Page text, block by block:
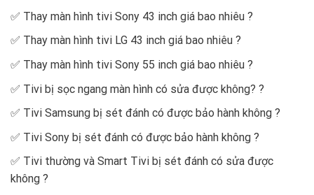
✅ Thay màn hình tivi Sony 43 inch giá bao nhiêu ?
✅ Thay màn hình tivi LG 43 inch giá bao nhiêu ?
✅ Thay màn hình tivi Sony 55 inch giá bao nhiêu ?
✅ Tivi bị sọc ngang màn hình có sửa được không? ?
✅ Tivi Samsung bị sét đánh có được bảo hành không ?
✅ Tivi Sony bị sét đánh có được bảo hành không ?
✅ Tivi thường và Smart Tivi bị sét đánh có sửa được
không ?